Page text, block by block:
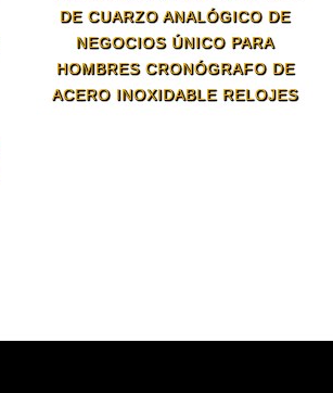
DE CUARZO ANALÓGICO DE
NEGOCIOS ÚNICO PARA
HOMBRES CRONÓGRAFO DE
ACERO INOXIDABLE RELOJES